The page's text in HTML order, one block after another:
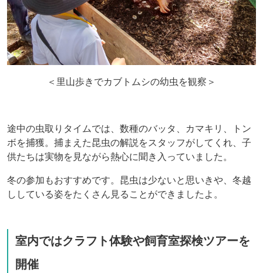
＜里山歩きでカブトムシの幼虫を観察＞
途中の虫取りタイムでは、数種のバッタ、カマキリ、トン
ボを捕獲。捕まえた昆虫の解説をスタッフがしてくれ、子
供たちは実物を見ながら熱心に聞き入っていました。
冬の参加もおすすめです。昆虫は少ないと思いきや、冬越
ししている姿をたくさん見ることができましたよ。
室内ではクラフト体験や飼育室探検ツアーを
開催